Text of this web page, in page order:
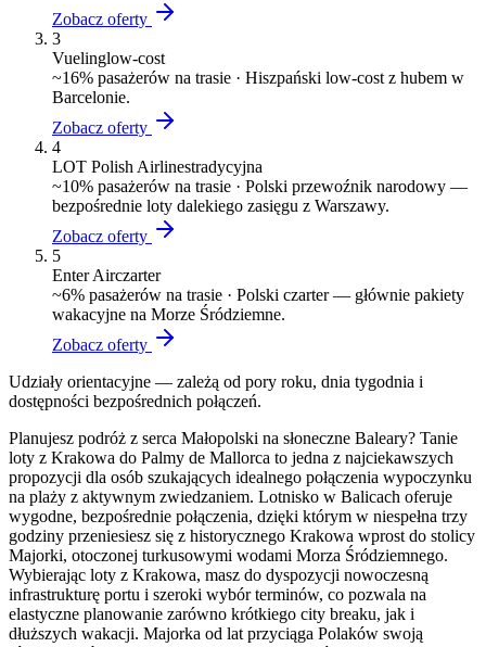
Zobacz oferty
3
Vuelinglow-cost
~16% pasażerów na trasie · Hiszpański low-cost z hubem w
Barcelonie.
Zobacz oferty
4
LOT Polish Airlinestradycyjna
~10% pasażerów na trasie · Polski przewoźnik narodowy —
bezpośrednie loty dalekiego zasięgu z Warszawy.
Zobacz oferty
5
Enter Airczarter
~6% pasażerów na trasie · Polski czarter — głównie pakiety
wakacyjne na Morze Śródziemne.
Zobacz oferty
Udziały orientacyjne — zależą od pory roku, dnia tygodnia i
dostępności bezpośrednich połączeń.
Planujesz podróż z serca Małopolski na słoneczne Baleary? Tanie
loty z Krakowa do Palmy de Mallorca to jedna z najciekawszych
propozycji dla osób szukających idealnego połączenia wypoczynku
na plaży z aktywnym zwiedzaniem. Lotnisko w Balicach oferuje
wygodne, bezpośrednie połączenia, dzięki którym w niespełna trzy
godziny przeniesiesz się z historycznego Krakowa wprost do stolicy
Majorki, otoczonej turkusowymi wodami Morza Śródziemnego.
Wybierając loty z Krakowa, masz do dyspozycji nowoczesną
infrastrukturę portu i szeroki wybór terminów, co pozwala na
elastyczne planowanie zarówno krótkiego city breaku, jak i
dłuższych wakacji. Majorka od lat przyciąga Polaków swoją